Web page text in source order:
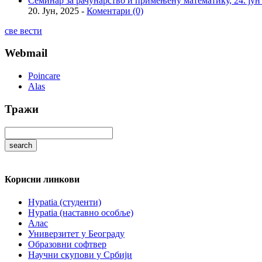
20. Јун, 2025 - Коментари (0)
све вести
Webmail
Poincare
Alas
Тражи
Корисни линкови
Hypatia (студенти)
Hypatia (наставно особље)
Алас
Универзитет у Београду
Образовни софтвер
Научни скупови у Србији